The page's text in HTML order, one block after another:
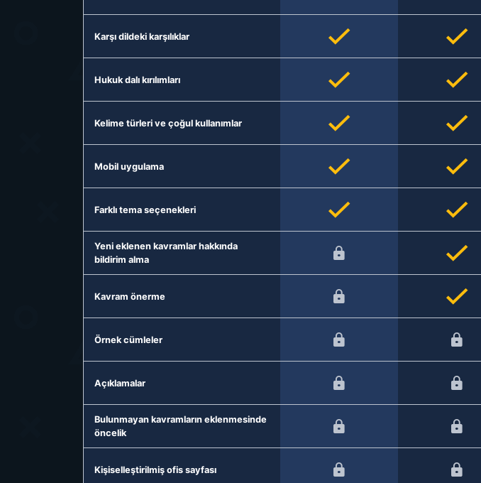
Karşı dildeki karşılıklar
Hukuk dalı kırılımları
Kelime türleri ve çoğul kullanımlar
Mobil uygulama
Farklı tema seçenekleri
Yeni eklenen kavramlar hakkında
bildirim alma
Kavram önerme
Örnek cümleler
Açıklamalar
Bulunmayan kavramların eklenmesinde
öncelik
Kişiselleştirilmiş ofis sayfası